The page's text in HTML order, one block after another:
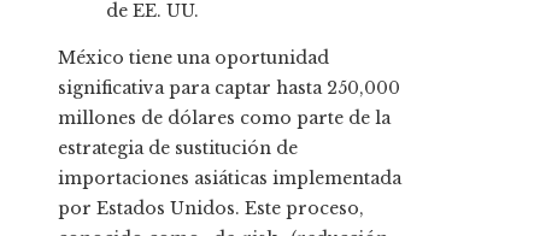
de EE. UU.
México tiene una oportunidad
significativa para captar hasta 250,000
millones de dólares como parte de la
estrategia de sustitución de
importaciones asiáticas implementada
por Estados Unidos. Este proceso,